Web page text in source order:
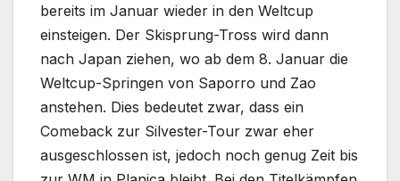
bereits im Januar wieder in den Weltcup
einsteigen. Der Skisprung-Tross wird dann
nach Japan ziehen, wo ab dem 8. Januar die
Weltcup-Springen von Saporro und Zao
anstehen. Dies bedeutet zwar, dass ein
Comeback zur Silvester-Tour zwar eher
ausgeschlossen ist, jedoch noch genug Zeit bis